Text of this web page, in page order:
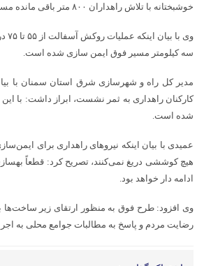
خوشبختانه با تلاش راهداران ۸۰۰ متر باقی مانده مسیر به پایان رسید.
وی
سه کیلومتر مسیر فوق ایمن سازی شده است.
مدیر کل راه و شهرسازی شرق استان سمنان با
کارکنان راهداری به ثمر نشست، ابراز داشت: با
شده است.
عمیدی با بیان اینکه نیروهای راهداری برای
هیچ کوششی دریغ نمی‌کنند، تصریح کرد: قطعاً
ادامه دار خواهد بود.
وی افزود: طرح فوق به منظور ارتقای زیر
رضایت مردم و پاسخ به مطالبات جوامع محلی به